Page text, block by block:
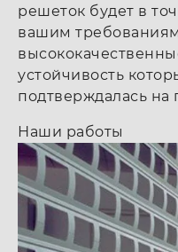
решеток будет в
вашим
устойчивость
подтверждалась на
Наши работы